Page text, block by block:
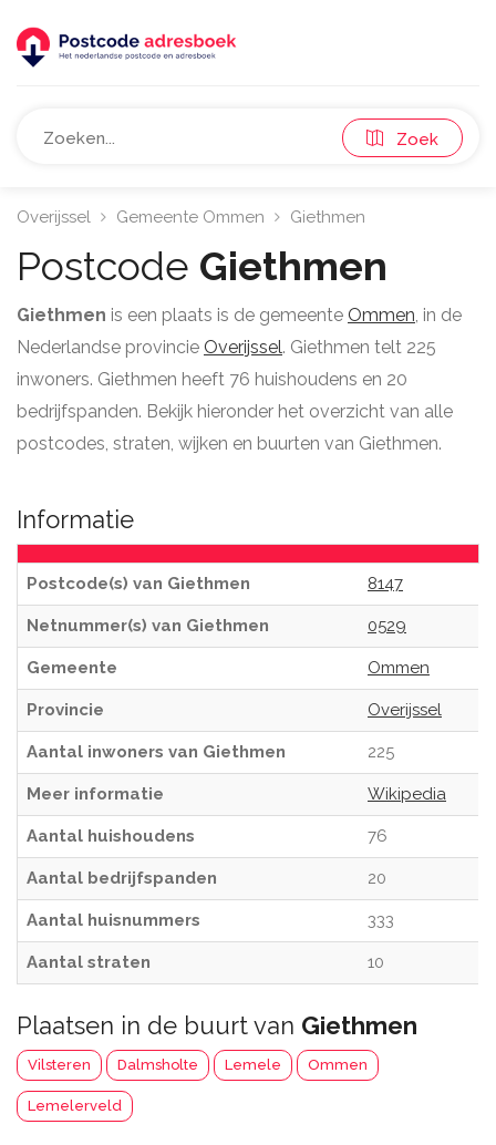
Zoek
Overijssel Gemeente Ommen Giethmen
Postcode Giethmen
Giethmen is een plaats is de gemeente Ommen, in de
Nederlandse provincie Overijssel. Giethmen telt 225
inwoners. Giethmen heeft 76 huishoudens en 20
bedrijfspanden. Bekijk hieronder het overzicht van alle
postcodes, straten, wijken en buurten van Giethmen.
Informatie
Postcode(s) van Giethmen 8147
Netnummer(s) van Giethmen 0529
Gemeente Ommen
Provincie Overijssel
Aantal inwoners van Giethmen 225
Meer informatie Wikipedia
Aantal huishoudens 76
Aantal bedrijfspanden 20
Aantal huisnummers 333
Aantal straten 10
Plaatsen in de buurt van Giethmen
Vilsteren Dalmsholte Lemele Ommen
Lemelerveld